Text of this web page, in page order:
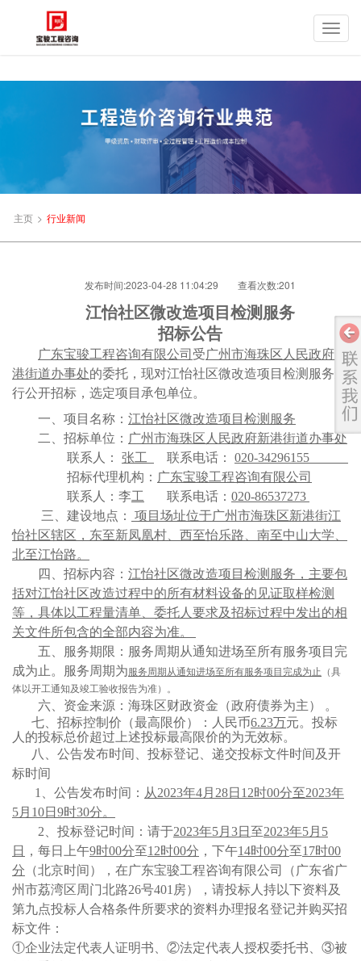
主页 > 行业新闻
发布时间:2023-04-28 11:04:29 查看次数:201
江怡社区微改造项目检测服务
招标公告
广东宝骏工程咨询有限公司 受广州市海珠区人民政府新
港街道办事处的委托， 现对江怡社区微改造项目检测服务 进
行公开招标，选定项目承包单位。
一、项目名称： 江怡社区微改造项目检测服务
二、招标单位： 广州市海珠区人民政府新港街道办事处
联系人：
张工 联系电话：
020-34296155
招标代理机构： 广东宝骏工程咨询有限公司
联系人： 李工 联系电话： 020-86537273
三、建设地点 ：
项目场址位于广州市海珠区新港街江
怡社区辖区，东至新凤凰村、西至怡乐路、南至中山大学、
北至江怡路。
四、招标内容 ： 江怡社区微改造项目检测服务 ， 主要包
括对江怡社区改造过程中的所有材料设备的见证取样检测
等，具体以工程量清单、委托人要求及招标过程中发出的相
关文件所包含的全部内容为准。
五、
服务期限：服务周期从通知进场至所有服务项目完
成为止。服务周期为服务周期从通知进场至所有服务项目完成为止 （具
体以开工通知及竣工验收报告为准）。
六、 资金来源： 海珠区财政资金（政府债券为主）
。
七、招标控制价（最高限价）：人民币6.23万元。投标
人的投标总价超过上述投标最高限价的为无效标。
八、公告发布时间、 投标登记、 递交投标文件时间及开
标时间
1、公告发布时间： 从2023年4月 28日 12时00分至2023年
5月 10日 9时30分。
2、投标登记时间： 请于2023年5月 3日 至2023年5月 5
日
，每日上午9时00分至1 2时00分 ，下午14时00分至1 7时00
分 （北京时间），在广东宝骏工程咨询有限公司
（广东省广
州市荔湾区周门北路26号401 房）
，请投标人持以下资料及
第九点投标人合格条件所要求的资料办理报名登记并购买招
标文件：
①企业法定代表人证明书、②法定代表人授权委托书、③被